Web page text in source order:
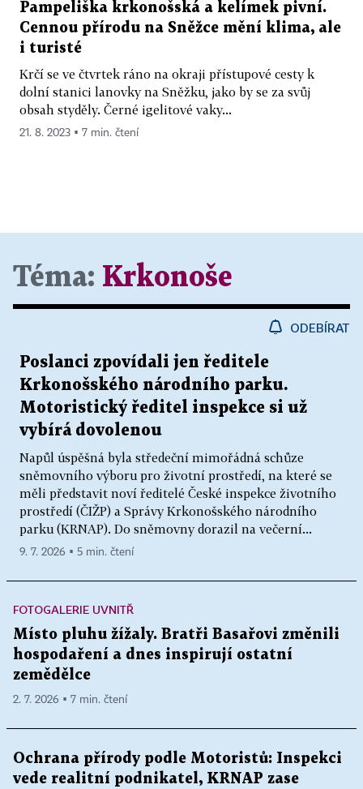
Pampeliška krkonošská a kelímek pivní.
Cennou přírodu na Sněžce mění klima, ale
i turisté
Krčí se ve čtvrtek ráno na okraji přístupové cesty k
dolní stanici lanovky na Sněžku, jako by se za svůj
obsah styděly. Černé igelitové vaky...
21. 8. 2023 ▪ 7 min. čtení
Téma: Krkonoše
ODEBÍRAT
Poslanci zpovídali jen ředitele
Krkonošského národního parku.
Motoristický ředitel inspekce si už
vybírá dovolenou
Napůl úspěšná byla středeční mimořádná schůze
sněmovního výboru pro životní prostředí, na které se
měli představit noví ředitelé České inspekce životního
prostředí (ČIŽP) a Správy Krkonošského národního
parku (KRNAP). Do sněmovny dorazil na večerní...
9. 7. 2026 ▪ 5 min. čtení
FOTOGALERIE UVNITŘ
Místo pluhu žížaly. Bratři Basařovi změnili
hospodaření a dnes inspirují ostatní
zemědělce
2. 7. 2026 ▪ 7 min. čtení
Ochrana přírody podle Motoristů: Inspekci
vede realitní podnikatel, KRNAP zase